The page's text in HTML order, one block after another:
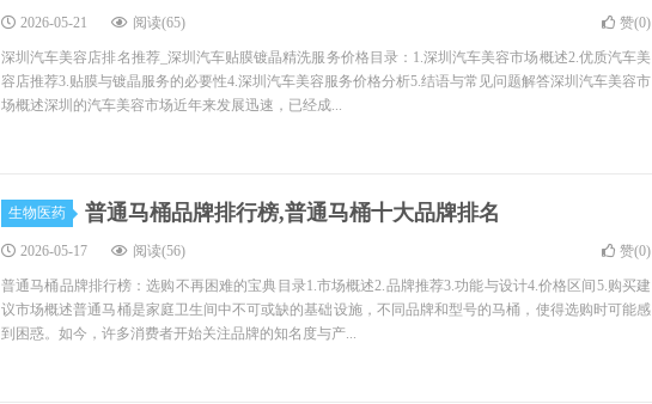
2026-05-21 阅读(65) 赞(0)
深圳汽车美容店排名推荐_深圳汽车贴膜镀晶精洗服务价格目录：1.深圳汽车美容市场概述2.优质汽车美
容店推荐3.贴膜与镀晶服务的必要性4.深圳汽车美容服务价格分析5.结语与常见问题解答深圳汽车美容市
场概述深圳的汽车美容市场近年来发展迅速，已经成...
生物医药 普通马桶品牌排行榜,普通马桶十大品牌排名
2026-05-17 阅读(56) 赞(0)
普通马桶品牌排行榜：选购不再困难的宝典目录1.市场概述2.品牌推荐3.功能与设计4.价格区间5.购买建
议市场概述普通马桶是家庭卫生间中不可或缺的基础设施，不同品牌和型号的马桶，使得选购时可能感
到困惑。如今，许多消费者开始关注品牌的知名度与产...